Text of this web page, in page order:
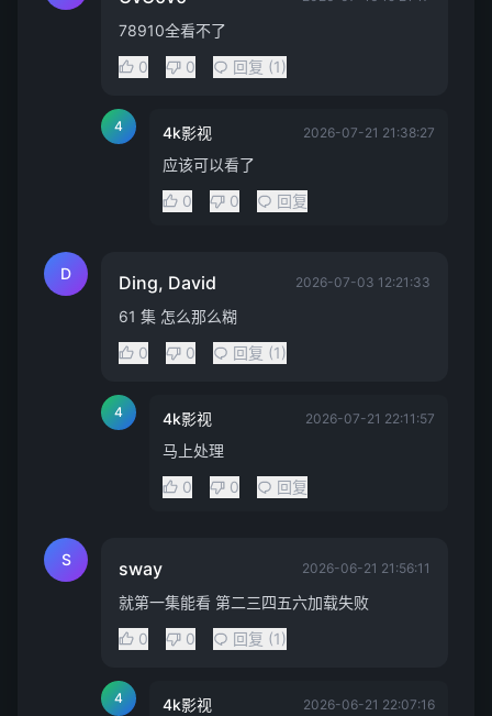
78910全看不了
0
0 回复 (1)
4 4k影视 2026-07-21 21:38:27
应该可以看了
0
0 回复
D Ding, David 2026-07-03 12:21:33
61 集 怎么那么糊
0
0 回复 (1)
4 4k影视 2026-07-21 22:11:57
马上处理
0
0 回复
S sway 2026-06-21 21:56:11
就第一集能看 第二三四五六加载失败
0
0 回复 (1)
4 4k影视 2026-06-21 22:07:16